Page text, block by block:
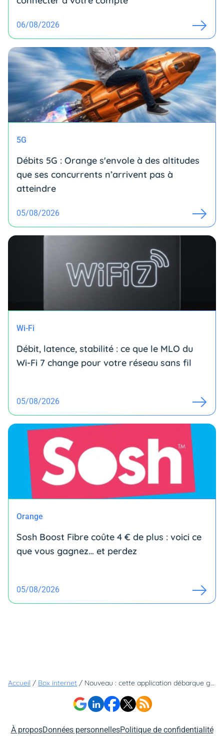
06/08/2026
5G
Débits 5G : Orange s'envole à des altitudes
que ses concurrents n’arrivent pas à
atteindre
05/08/2026
Wi-Fi
Débit, latence, stabilité : ce que le MLO du
Wi-Fi 7 change pour votre réseau sans fil
05/08/2026
Orange
Sosh Boost Fibre coûte 4 € de plus : voici ce
que vous gagnez… et perdez
05/08/2026
Accueil / Box internet / Nouveau : cette application débarque gratuitement sur deux Bbox
À proposDonnées personnellesPolitique de confidentialité